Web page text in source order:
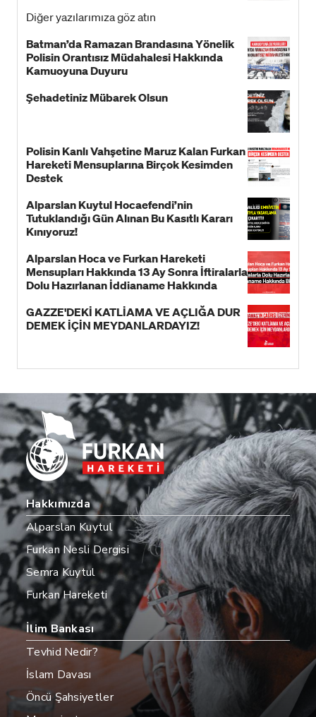
Diğer yazılarımıza göz atın
Batman’da Ramazan Brandasına Yönelik
Polisin Orantısız Müdahalesi Hakkında
Kamuoyuna Duyuru
Şehadetiniz Mübarek Olsun
Polisin Kanlı Vahşetine Maruz Kalan Furkan
Hareketi Mensuplarına Birçok Kesimden
Destek
Alparslan Kuytul Hocaefendi’nin
Tutuklandığı Gün Alınan Bu Kasıtlı Kararı
Kınıyoruz!
Alparslan Hoca ve Furkan Hareketi
Mensupları Hakkında 13 Ay Sonra İftiralarla
Dolu Hazırlanan İddianame Hakkında
GAZZE'DEKİ KATLİAMA VE AÇLIĞA DUR
DEMEK İÇİN MEYDANLARDAYIZ!
Hakkımızda
Alparslan Kuytul
Furkan Nesli Dergisi
Semra Kuytul
Furkan Hareketi
İlim Bankası
Tevhid Nedir?
İslam Davası
Öncü Şahsiyetler